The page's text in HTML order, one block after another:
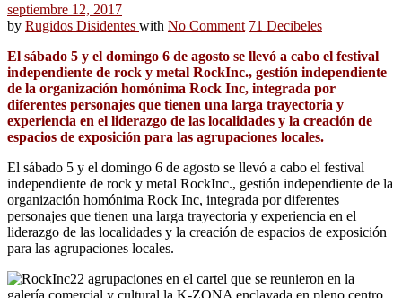
septiembre 12, 2017
by Rugidos Disidentes with No Comment 71 Decibeles
El sábado 5 y el domingo 6 de agosto se llevó a cabo el festival
independiente de rock y metal RockInc., gestión independiente
de la organización homónima Rock Inc, integrada por
diferentes personajes que tienen una larga trayectoria y
experiencia en el liderazgo de las localidades y la creación de
espacios de exposición para las agrupaciones locales.
El sábado 5 y el domingo 6 de agosto se llevó a cabo el festival
independiente de rock y metal RockInc., gestión independiente de la
organización homónima Rock Inc, integrada por diferentes
personajes que tienen una larga trayectoria y experiencia en el
liderazgo de las localidades y la creación de espacios de exposición
para las agrupaciones locales.
22 agrupaciones en el cartel que se reunieron en la
galería comercial y cultural la K-ZONA enclavada en pleno centro